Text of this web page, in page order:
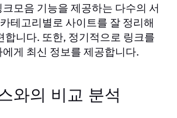
모음 기능을 제공하는 다수의 서
테고리별로 사이트를 잘 정리해
합니다. 또한, 정기적으로 링크를
게 최신 정보를 제공합니다.
와의 비교 분석